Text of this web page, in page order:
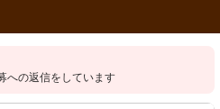
への返信をしています